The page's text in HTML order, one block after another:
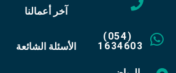
آخر أعمالنا
الأسئلة الشائعة
(054)
1634603